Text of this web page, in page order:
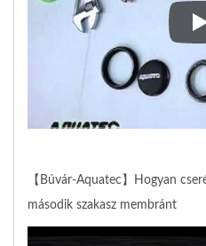
【Búvár-Aquatec】Hogyan
második szakasz membránt